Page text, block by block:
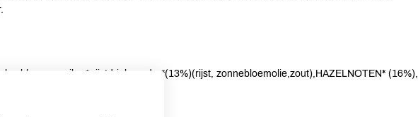
zonnebloemolie,zout),HAZELNOTEN* (16%),